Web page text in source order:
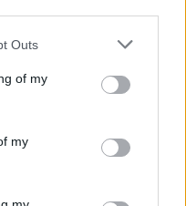
one or more Google
You may click to
its third-party tags to
in below Google
Outs
of my
my
για τη
των 114 Rafale